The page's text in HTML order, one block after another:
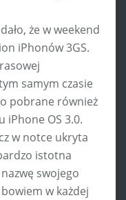
że w weekend
iPhonów 3GS.
samym czasie
pobrane również
OS 3.0.
w notce ukryta
istotna
swojego
w każdej